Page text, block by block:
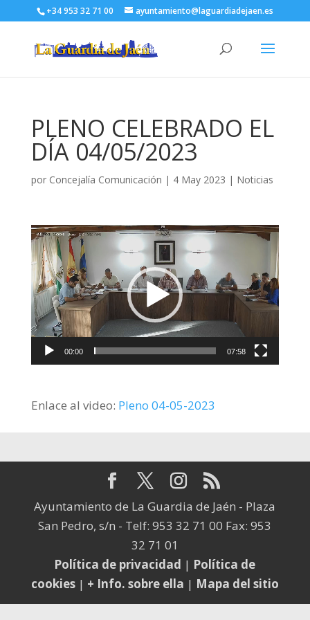
+34 953 32 71 00 ayuntamiento@laguardiadejaen.es
PLENO CELEBRADO EL
DÍA 04/05/2023
por Concejalía Comunicación | 4 May 2023 | Noticias
Reproductor
de
vídeo
00:00 07:58
Enlace al video: Pleno 04-05-2023
Ayuntamiento de La Guardia de Jaén - Plaza
San Pedro, s/n - Telf: 953 32 71 00 Fax: 953
32 71 01
Política de privacidad | Política de
cookies| + Info. sobre ella | Mapa del sitio